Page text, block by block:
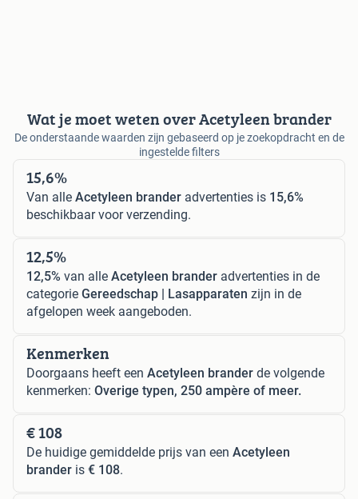
Wat je moet weten over Acetyleen brander
De onderstaande waarden zijn gebaseerd op je zoekopdracht en de
ingestelde filters
15,6%
Van alle Acetyleen brander advertenties is 15,6%
beschikbaar voor verzending.
12,5%
12,5% van alle Acetyleen brander advertenties in de
categorie Gereedschap | Lasapparaten zijn in de
afgelopen week aangeboden.
Kenmerken
Doorgaans heeft een Acetyleen brander de volgende
kenmerken: Overige typen, 250 ampère of meer.
€ 108
De huidige gemiddelde prijs van een Acetyleen
brander is € 108.